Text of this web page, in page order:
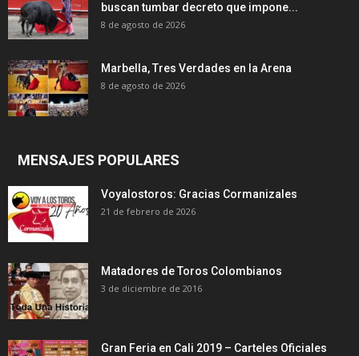
buscan tumbar decreto que impone...
8 de agosto de 2026
Marbella, Tres Verdades en la Arena
8 de agosto de 2026
MENSAJES POPULARES
Voyalostoros: Gracias Cormanizales
21 de febrero de 2026
Matadores de Toros Colombianos
3 de diciembre de 2016
Gran Feria en Cali 2019 – Carteles Oficiales